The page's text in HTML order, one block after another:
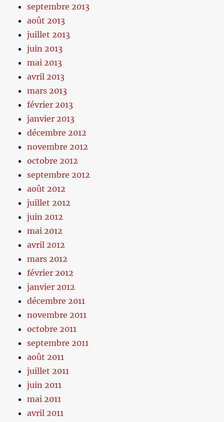
septembre 2013
août 2013
juillet 2013
juin 2013
mai 2013
avril 2013
mars 2013
février 2013
janvier 2013
décembre 2012
novembre 2012
octobre 2012
septembre 2012
août 2012
juillet 2012
juin 2012
mai 2012
avril 2012
mars 2012
février 2012
janvier 2012
décembre 2011
novembre 2011
octobre 2011
septembre 2011
août 2011
juillet 2011
juin 2011
mai 2011
avril 2011